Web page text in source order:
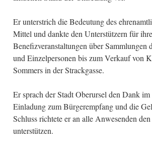
Er unterstrich die Bedeutung des
Mittel und dankte den Unterstützern für
Benefizveranstaltungen über
und Einzelpersonen bis zum Verkauf von
Sommers in der Strackgasse.
Er sprach der Stadt Oberursel den Dank
Einladung zum Bürgerempfang und die
Schluss richtete er an alle Anwesenden
unterstützen.